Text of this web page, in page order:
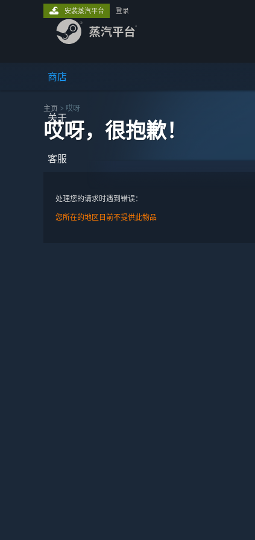
商店
关于
客服
安装蒸汽平台 登录
主页 > 哎呀
哎呀，很抱歉！
处理您的请求时遇到错误：
您所在的地区目前不提供此物品